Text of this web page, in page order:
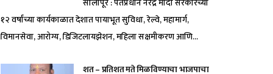
१२ वर्षांच्या कार्यकाळात देशात पायाभूत सुविधा, रेल्वे, महामार्ग,
विमानसेवा, आरोग्य, डिजिटलायझेशन, महिला सक्षमीकरण आणि...
शत – प्रतिशत मते मिळविण्याचा भाजपाचा